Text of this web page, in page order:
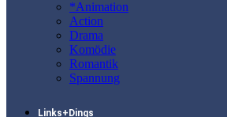
*Animation
Action
Drama
Komödie
Romantik
Spannung
Links+Dings